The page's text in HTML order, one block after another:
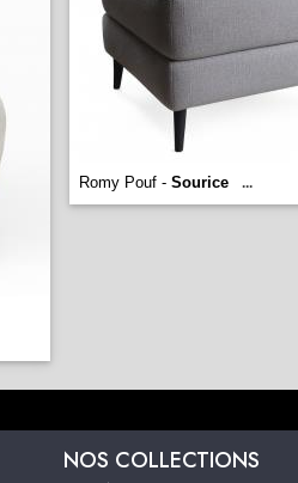
Romy Pouf - Sourice ...
NOS COLLECTIONS